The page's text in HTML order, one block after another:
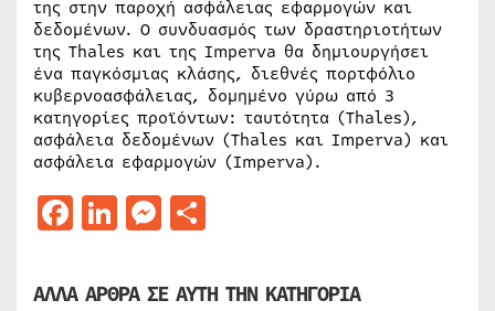
της στην παροχή ασφάλειας εφαρμογών και
δεδομένων. Ο συνδυασμός των δραστηριοτήτων
της Thales και της Imperva θα δημιουργήσει
ένα παγκόσμιας κλάσης, διεθνές πορτφόλιο
κυβερνοασφάλειας, δομημένο γύρω από 3
κατηγορίες προϊόντων: ταυτότητα (Thales),
ασφάλεια δεδομένων (Thales και Imperva) και
ασφάλεια εφαρμογών (Imperva).
Facebook
LinkedIn
Messenger
ΑΛΛΑ ΑΡΘΡΑ ΣΕ ΑΥΤΗ ΤΗΝ ΚΑΤΗΓΟΡΙΑ